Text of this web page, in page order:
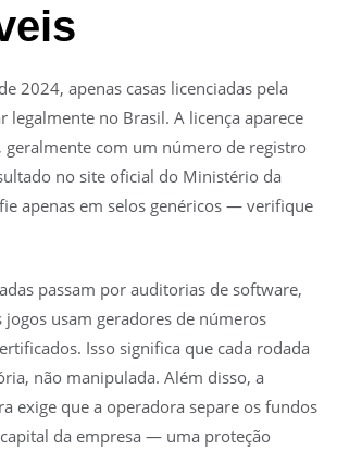
2024, apenas casas licenciadas pela
legalmente no Brasil. A licença aparece
geralmente com um número de registro
no site oficial do Ministério da
apenas em selos genéricos — verifique
passam por auditorias de software,
usam geradores de números
Isso significa que cada rodada
não manipulada. Além disso, a
exige que a operadora separe os fundos
da empresa — uma proteção